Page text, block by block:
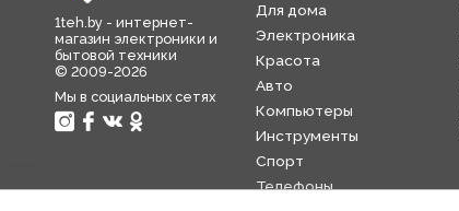
1teh.by - интернет-
магазин электроники и
бытовой техники
© 2009-2026
Мы в социальных сетях
Для дома
Электроника
Красота
Авто
Компьютеры
Инструменты
Спорт
Телефоны